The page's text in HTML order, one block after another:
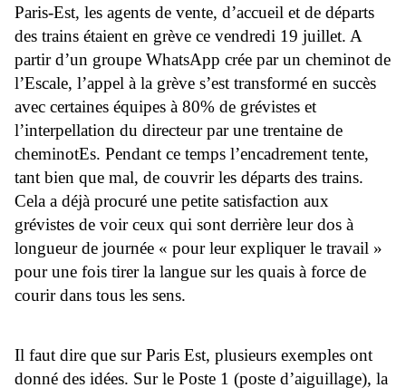
Paris-Est, les agents de vente, d’accueil et de départs
des trains étaient en grève ce vendredi 19 juillet. A
partir d’un groupe WhatsApp crée par un cheminot de
l’Escale, l’appel à la grève s’est transformé en succès
avec certaines équipes à 80% de grévistes et
l’interpellation du directeur par une trentaine de
cheminotEs. Pendant ce temps l’encadrement tente,
tant bien que mal, de couvrir les départs des trains.
Cela a déjà procuré une petite satisfaction aux
grévistes de voir ceux qui sont derrière leur dos à
longueur de journée « pour leur expliquer le travail »
pour une fois tirer la langue sur les quais à force de
courir dans tous les sens.
Il faut dire que sur Paris Est, plusieurs exemples ont
donné des idées. Sur le Poste 1 (poste d’aiguillage), la